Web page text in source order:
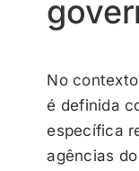
No
é definida
específica
agências